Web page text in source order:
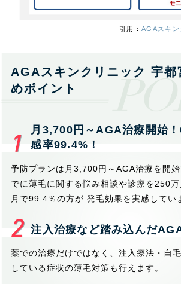
引用： AGAスキ
AGAスキンクリニック 宇都
めポイント
月3,700円～AGA治療開始
感率99.4%！
予防プランは月3,700円～AGA治療を開
でに薄毛に関する悩み相談や診療を250
月で99.4％の方が 発毛効果を実感してい
注入治療など踏み込んだ
薬での治療だけではなく、注入療法・自
している症状の薄毛対策も行えます。